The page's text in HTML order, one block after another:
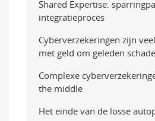
Shared Expertise:
integratieproces
Cyberverzekeringen zijn
met geld om geleden
Complexe
the middle
Het einde van de losse